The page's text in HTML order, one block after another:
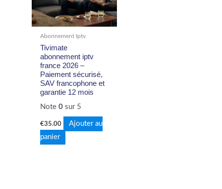
Abonnement Iptv
Tivimate
abonnement iptv
france 2026 –
Paiement sécurisé,
SAV francophone et
garantie 12 mois
Note0 sur 5
€35.00
Ajouter au
panier